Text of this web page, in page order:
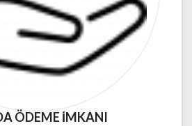
ÖDEME İMKANI